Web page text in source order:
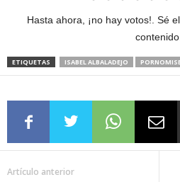
Hasta ahora, ¡no hay votos!. Sé
contenido.
ETIQUETAS ISABEL ALBALADEJO
Artículo anterior